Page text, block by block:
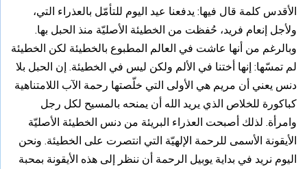
الأقدس كلمة قال فيها: يدفعنا عيد اليوم للتأمّل بالعذراء التي،
ولأجل إنعام فريد، حُفظت من الخطيئة الأصليّة منذ الحبل بها.
وبالرغم من أنها عاشت في العالم المطبوع بالخطيئة لكن الخطيئة
لم تمسّها: إنها أختنا في الألم ولكن ليس في الخطيئة. إن الحبل بلا
دنس يعني أن مريم هي الأولى التي خلّصتها رحمة الآب اللامتناهية
كباكورة للخلاص الذي يريد الله أن يمنحه بالمسيح لكل رجل
وامرأة. لذلك أصبحت العذراء البريئة من دنس الخطيئة الأصليّة
الأيقونة الأسمى للرحمة الإلهيّة التي انتصرت على الخطيئة. ونحن
اليوم نريد في بداية يوبيل الرحمة أن ننظر إلى هذه الأيقونة بمحبة